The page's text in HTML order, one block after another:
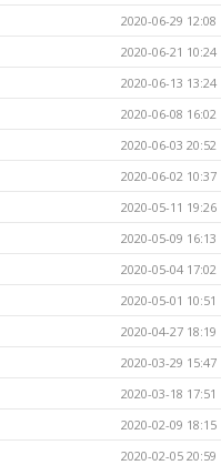
2020-06-29 12:08
2020-06-21 10:24
2020-06-13 13:24
2020-06-08 16:02
2020-06-03 20:52
2020-06-02 10:37
2020-05-11 19:26
2020-05-09 16:13
2020-05-04 17:02
2020-05-01 10:51
2020-04-27 18:19
2020-03-29 15:47
2020-03-18 17:51
2020-02-09 18:15
2020-02-05 20:59